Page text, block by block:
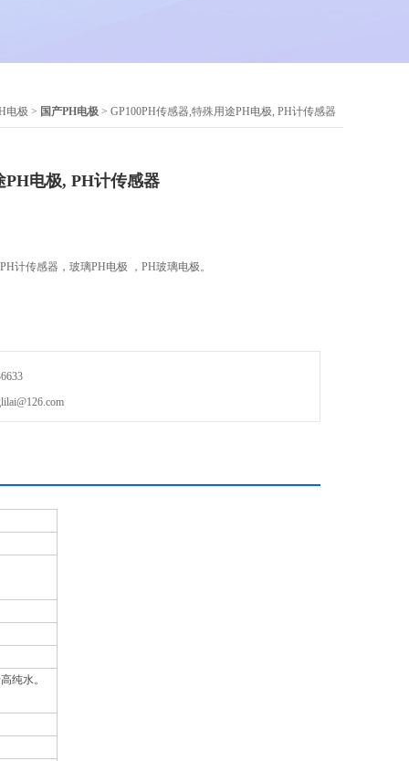
电极 > 国产PH电极 > GP100PH传感器,特殊用途PH电极, PH计传感器
PH电极, PH计传感器
计传感器，玻璃PH电极 ，PH玻璃电极。
纯水。